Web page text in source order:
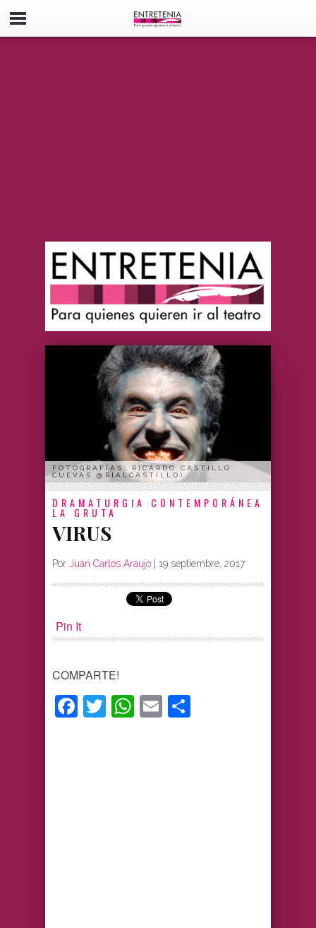
FOTOGRAFÍAS: RICARDO CASTILLO
CUEVAS @RIALCASTILLO)
DRAMATURGIA CONTEMPORÁNEA
LA GRUTA
VIRUS
Por Juan Carlos Araujo | 19 septiembre, 2017
Pin It
COMPARTE!
Facebook
TwitterWhatsApp
Email